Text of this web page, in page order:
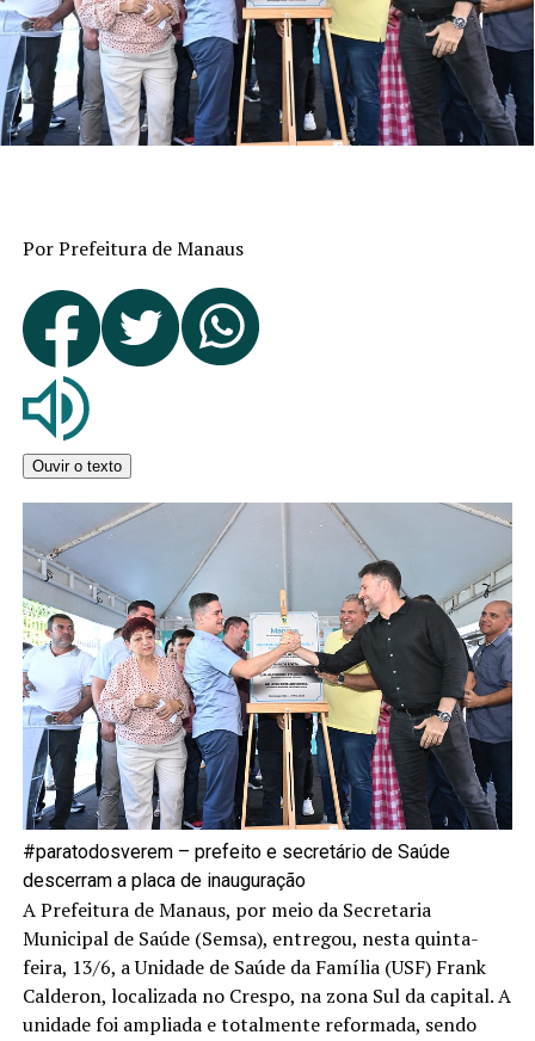
Por Prefeitura de Manaus
Ouvir o texto
#paratodosverem – prefeito e secretário de Saúde
descerram a placa de inauguração
A Prefeitura de Manaus, por meio da Secretaria
Municipal de Saúde (Semsa), entregou, nesta quinta-
feira, 13/6, a Unidade de Saúde da Família (USF) Frank
Calderon, localizada no Crespo, na zona Sul da capital. A
unidade foi ampliada e totalmente reformada, sendo